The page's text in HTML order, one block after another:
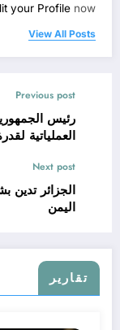
your Profile now.
View All Posts
Previous post
رئيس
العملياتية
Next post
الجزائر تدين
اليمن
تقارير